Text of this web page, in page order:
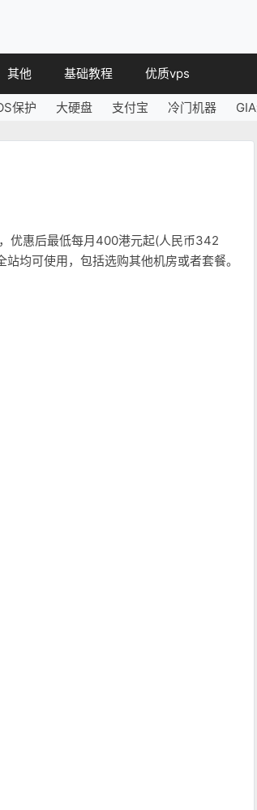
其他
简讯
基础教程 优质vps
保护 大硬盘 支付宝 冷门机器
优惠后最低每月400港元起(人民币342
均可使用，包括选购其他机房或者套餐。